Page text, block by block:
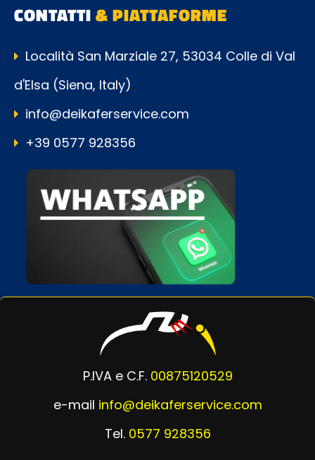
CONTATTI& PIATTAFORME
Località San Marziale 27, 53034 Colle di Val
d'Elsa (Siena, Italy)
info@deikaferservice.com
+39 0577 928356
P.IVA e C.F. 00875120529
e-mail info@deikaferservice.com
Tel. 0577 928356